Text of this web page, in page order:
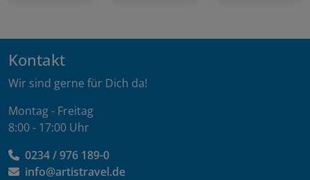
Kontakt
Wir sind gerne für Dich da!
Montag - Freitag
8:00 - 17:00 Uhr
0234 / 976 189-0
info@artistravel.de